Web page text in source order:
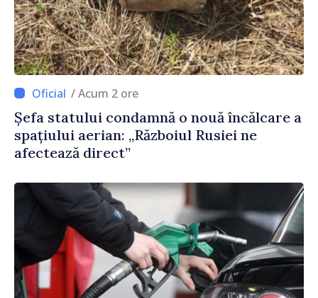
/ Acum 2 ore
Șefa statului condamnă o nouă încălcare a
spațiului aerian: „Războiul Rusiei ne
afectează direct”